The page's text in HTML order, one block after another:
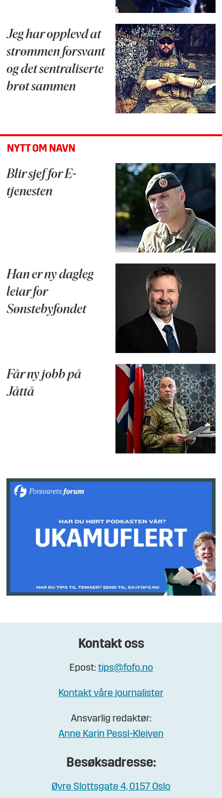
Jeg har opplevd at
strømmen forsvant
og det sentraliserte
brøt sammen
NYTT OM NAVN
Blir sjef for E-
tjenesten
Han er ny dagleg
leiar for
Sønstebyfondet
Får ny jobb på
Jåttå
Kontakt oss
Epost: tips@fofo.no
Kontakt våre journalister
Ansvarlig redaktør:
Anne Karin Pessl-Kleiven
Besøksadresse:
Øvre Slottsgate 4, 0157 Oslo